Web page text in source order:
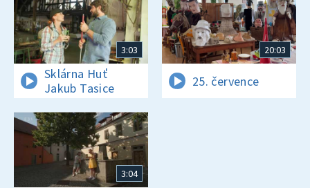
3:03
Sklárna Huť
Jakub Tasice
20:03
25. července
3:04